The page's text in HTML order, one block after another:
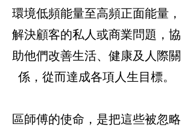
環境低頻能量至高頻正面能量，
解決顧客的私人或商業問題，協
助他們改善生活、健康及人際關
係，從而達成各項人生目標。
區師傅的使命，是把這些被忽略